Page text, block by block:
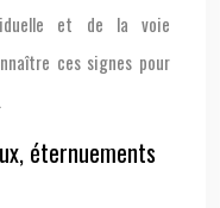
et de la voie
ces signes pour
éternuements